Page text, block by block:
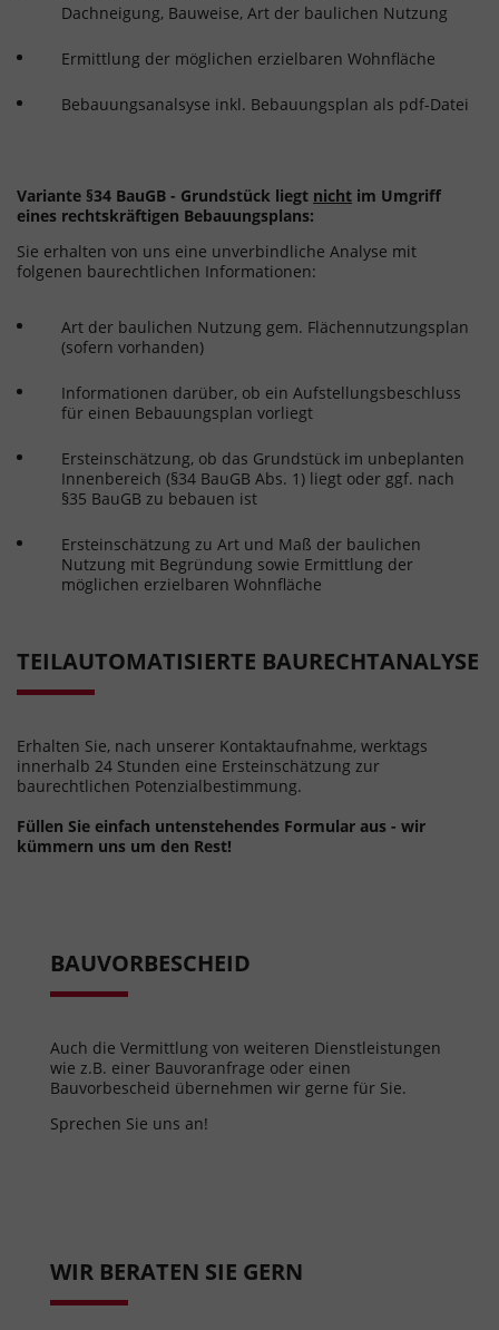
Dachneigung, Bauweise, Art der baulichen Nutzung
Ermittlung der möglichen erzielbaren Wohnfläche
Bebauungsanalsyse inkl. Bebauungsplan als pdf-Datei
Variante §34 BauGB - Grundstück liegt nicht im Umgriff
eines rechtskräftigen Bebauungsplans:
Sie erhalten von uns eine unverbindliche Analyse mit
folgenen baurechtlichen Informationen:
Art der baulichen Nutzung gem. Flächennutzungsplan
(sofern vorhanden)
Informationen darüber, ob ein Aufstellungsbeschluss
für einen Bebauungsplan vorliegt
Ersteinschätzung, ob das Grundstück im unbeplanten
Innenbereich (§34 BauGB Abs. 1) liegt oder ggf. nach
§35 BauGB zu bebauen ist
Ersteinschätzung zu Art und Maß der baulichen
Nutzung mit Begründung sowie Ermittlung der
möglichen erzielbaren Wohnfläche
TEILAUTOMATISIERTE BAURECHTANALYSE
Erhalten Sie, nach unserer Kontaktaufnahme, werktags
innerhalb 24 Stunden eine Ersteinschätzung zur
baurechtlichen Potenzialbestimmung.
Füllen Sie einfach untenstehendes Formular aus - wir
kümmern uns um den Rest!
BAUVORBESCHEID
Auch die Vermittlung von weiteren Dienstleistungen
wie z.B. einer Bauvoranfrage oder einen
Bauvorbescheid übernehmen wir gerne für Sie.
Sprechen Sie uns an!
WIR BERATEN SIE GERN